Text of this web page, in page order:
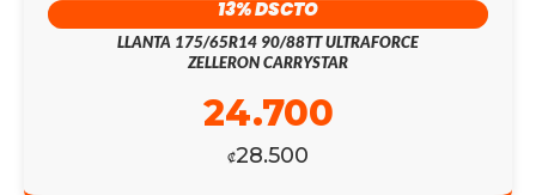
13% DSCTO
LLANTA 175/65R14 90/88TT ULTRAFORCE
ZELLERON CARRYSTAR
₡28.500
24.700